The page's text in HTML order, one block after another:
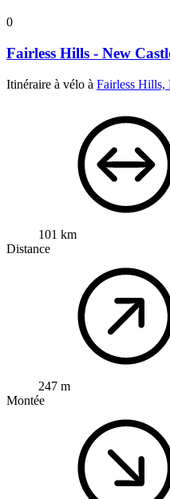
0
Fairless Hills - New
Itinéraire à vélo à Fairless Hills,
101 km
Distance
247 m
Montée